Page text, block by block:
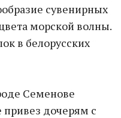
сувенирных
морской волны.
в белорусских
Семенове
привез дочерям с